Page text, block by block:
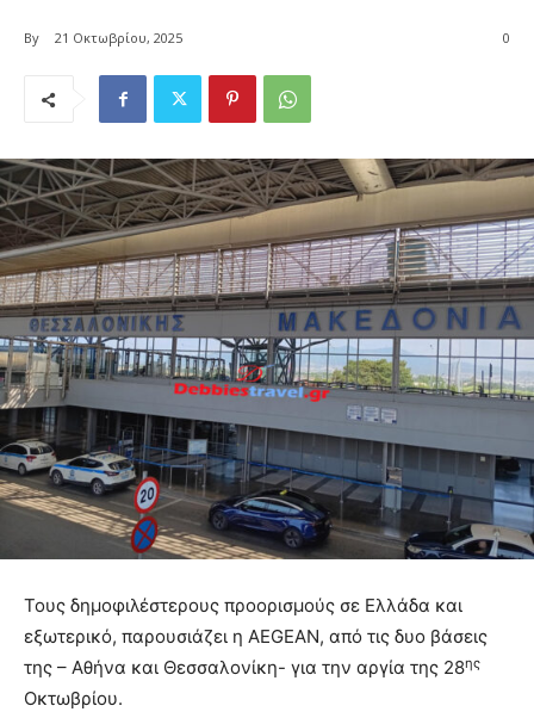
By 21 Οκτωβρίου, 2025 0
Τους δημοφιλέστερους προορισμούς σε Ελλάδα και
εξωτερικό, παρουσιάζει η AEGEAN, από τις δυο βάσεις
της – Αθήνα και Θεσσαλονίκη- για την αργία της 28ης
Οκτωβρίου.